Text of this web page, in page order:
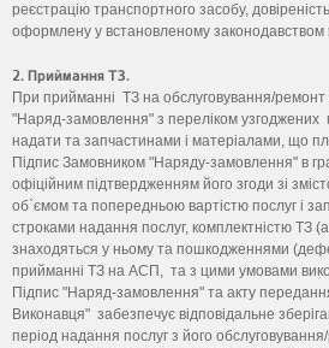
реєстрацію транспортного засобу,
оформлену у встановленому законодавством
2. Приймання ТЗ.
При прийманні ТЗ на обслуговування/
"Наряд-замовлення" з переліком узгоджених
надати та запчастинами і матеріалами, що
Підпис Замовником "Наряду-замовлення" в
офіційним підтвердженням його згоди зі
об`ємом та попередньою вартістю послуг і
строками надання послуг, комплектністю ТЗ
знаходяться у ньому та пошкодженнями
прийманні ТЗ на АСП, та з цими умовами
Підпис "Наряд-замовлення" та акту
Виконавця" забезпечує відповідальне
період надання послуг з його